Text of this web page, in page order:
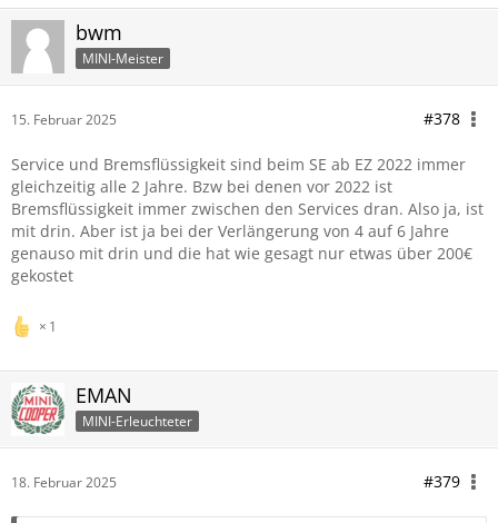
bwm
MINI-Meister
15. Februar 2025 #378
Service und Bremsflüssigkeit sind beim SE ab EZ 2022 immer
gleichzeitig alle 2 Jahre. Bzw bei denen vor 2022 ist
Bremsflüssigkeit immer zwischen den Services dran. Also ja, ist
mit drin. Aber ist ja bei der Verlängerung von 4 auf 6 Jahre
genauso mit drin und die hat wie gesagt nur etwas über 200€
gekostet
1
EMAN
MINI-Erleuchteter
18. Februar 2025 #379